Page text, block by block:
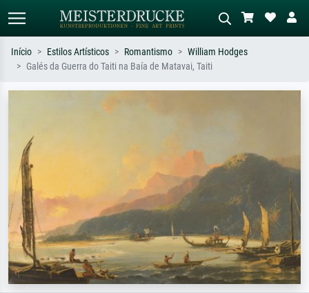
Pesquise por artista, título ou estilo –
ex: Monet, Noite Estrelada,
abstrato com muito vermelho, pintura
Início Estilos Artísticos Romantismo
William Hodges
Galés da Guerra do Taiti na Baía de Matavai, Taiti